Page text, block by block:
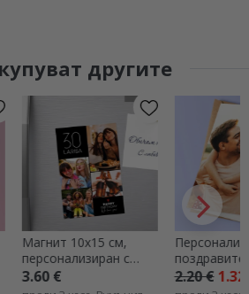
другите
Магнит 10x15 см,
персонализиран с
текст и 4 снимки -
Честит рожден ден
3.60 €
картичка с
2.20 €1.32